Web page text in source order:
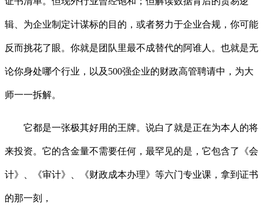
辑、为企业制定计谋标的目的，或者努力于企业合规，你可能
反而挑花了眼。你就是团队里最不成替代的阿谁人。也就是无
论你身处哪个行业，以及500强企业的财政高管聘请中，为大
师一一拆解。
它都是一张极其好用的王牌。说白了就是正在为本人的将
来投资。它的含金量不需要任何，最罕见的是，它包含了《会
计》、《审计》、《财政成本办理》等六门专业课，拿到证书
的那一刻，